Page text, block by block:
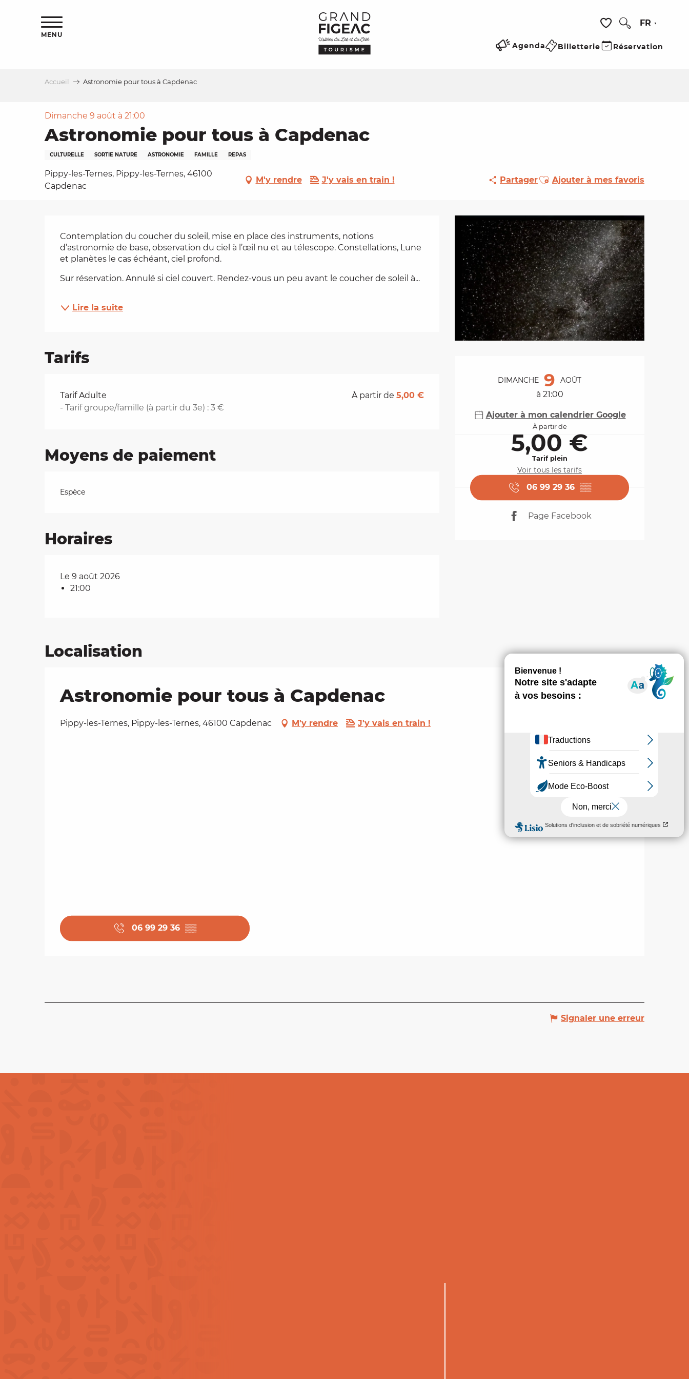
Voir les favoris
FR
MENU
Agenda Billetterie Réservation
Accueil Astronomie pour tous à Capdenac
Dimanche 9 août à 21:00
Astronomie pour tous à Capdenac
CULTURELLE SORTIE NATURE ASTRONOMIE FAMILLE REPAS
Pippy-les-Ternes, Pippy-les-Ternes, 46100
Capdenac
M'y rendre J'y vais en train ! PartagerAjouter aux favoris
Ajouter à mes favoris
Ouverture et
DIMANCHE 9 AOÛT
à 21:00
Ajouter à mon calendrier Google
À partir de
5,00 €
Tarif plein
Voir tous les tarifs
06 99 29 36 ▒▒
Page Facebook
Description
Contemplation du coucher du soleil, mise en place des instruments, notions
d’astronomie de base, observation du ciel à l’œil nu et au télescope. Constellations, Lune
et planètes le cas échéant, ciel profond.
Sur réservation. Annulé si ciel couvert. Rendez-vous un peu avant le coucher de soleil à...
Lire la suite
Tarifs
Tarifs 2026
Tarif Adulte
- Tarif groupe/famille (à partir du 3e) : 3 €
À partir de5,00 €
Moyens de paiement
Espèce
Horaires
Le 9 août 2026
21:00
Localisation
Astronomie pour tous à Capdenac
Pippy-les-Ternes, Pippy-les-Ternes, 46100 Capdenac M'y rendre J'y vais en train !
06 99 29 36 ▒▒
Signaler une erreur